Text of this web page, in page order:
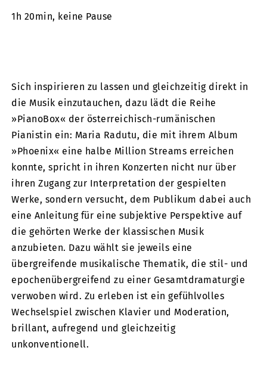
1h 20min, keine Pause
Sich inspirieren zu lassen und gleichzeitig direkt in
die Musik einzutauchen, dazu lädt die Reihe
»PianoBox« der österreichisch-rumänischen
Pianistin ein: Maria Radutu, die mit ihrem Album
»Phoenix« eine halbe Million Streams erreichen
konnte, spricht in ihren Konzerten nicht nur über
ihren Zugang zur Interpretation der gespielten
Werke, sondern versucht, dem Publikum dabei auch
eine Anleitung für eine subjektive Perspektive auf
die gehörten Werke der klassischen Musik
anzubieten. Dazu wählt sie jeweils eine
übergreifende musikalische Thematik, die stil- und
epochenübergreifend zu einer Gesamtdramaturgie
verwoben wird. Zu erleben ist ein gefühlvolles
Wechselspiel zwischen Klavier und Moderation,
brillant, aufregend und gleichzeitig
unkonventionell.